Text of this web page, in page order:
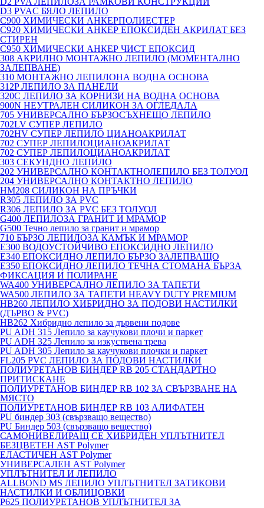
D3 PVAC БЯЛО ЛЕПИЛО
C900 ХИМИЧЕСКИ АНКЕРПОЛИЕСТЕP
C920 ХИМИЧЕСКИ АНКЕР ЕПОКСИДЕН АКРИЛАТ БЕЗ
СТИРЕН
C950 ХИМИЧЕСКИ АНКЕР ЧИСТ ЕПОКСИД
308 АКРИЛНО МОНТАЖНО ЛЕПИЛО (МОМЕНТАЛНО
ЗАЛЕПВАНЕ)
310 МОНТАЖНО ЛЕПИЛОНА ВОДНА ОСНОВА
312P ЛЕПИЛО ЗА ПАНЕЛИ
320C ЛЕПИЛО ЗА КОРНИЗИ НА ВОДНА ОСНОВА
900N НЕУТРАЛЕН СИЛИКОН ЗА ОГЛЕДАЛА
705 УНИВЕРСАЛНО БЪРЗОСЪХНЕЩО ЛЕПИЛО
702LV СУПЕР ЛЕПИЛО
702HV СУПЕР ЛЕПИЛО ЦИАНОАКРИЛАТ
702 СУПЕР ЛЕПИЛОЦИАНОАКРИЛАТ
702 СУПЕР ЛЕПИЛОЦИАНОАКРИЛАТ
303 СЕКУНДНО ЛЕПИЛО
202 УНИВЕРСАЛНО КОНТАКТНОЛЕПИЛО БЕЗ ТОЛУОЛ
204 УНИВЕРСАЛНО КОНТАКТНО ЛЕПИЛО
HM208 СИЛИКОН НА ПРЪЧКИ
R305 ЛЕПИЛО ЗА PVC
R306 ЛЕПИЛО ЗА PVC БЕЗ ТОЛУОЛ
G400 ЛЕПИЛОЗА ГРАНИТ И МРАМОP
G500 Течно лепило за гранит и мрамор
710 БЪРЗО ЛЕПИЛОЗА КАМЪК И МРАМОP
E300 ВОДОУСТОЙЧИВО ЕПОКСИДНО ЛЕПИЛО
E340 ЕПОКСИДНО ЛЕПИЛО БЪРЗО ЗАЛЕПВАЩО
E350 ЕПОКСИДНО ЛЕПИЛО ТЕЧНА СТОМАНА БЪРЗА
ФИКСАЦИЯ И ПОЛИРАНЕ
WA400 УНИВЕРСАЛНО ЛЕПИЛО ЗА ТАПЕТИ
WA500 ЛЕПИЛО ЗА ТАПЕТИ HEAVY DUTY PREMIUM
HB260 ЛЕПИЛО ХИБРИДНО ЗА ПОДОВИ НАСТИЛКИ
(ДЪРВО & PVC)
HB262 Хибридно лепило за дървени подове
PU ADH 315 Лепило за каучукови плочи и паркет
PU ADH 325 Лепило за изкуствена трева
PU ADH 305 Лепило за каучукови плочки и паркет
FL205 PVC ЛЕПИЛО ЗА ПОДОВИ НАСТИЛКИ
ПОЛИУРЕТАНОВ БИНДЕР RB 205 СТАНДАРТНО
ПРИТИСКАНЕ
ПОЛИУРЕТАНОВ БИНДЕР RB 102 ЗА СВЪРЗВАНЕ НА
МЯСТО
ПОЛИУРЕТАНОВ БИНДЕР RB 103 АЛИФАТЕН
PU биндер 303 (свързващо вещество)
PU Биндер 503 (свързващо вещество)
САМОНИВЕЛИРАЩ СЕ ХИБРИДЕН УПЛЪТНИТЕЛ
БЕЗЦВЕТЕН AST Polymer
ЕЛАСТИЧЕН AST Polymer
УНИВЕРСАЛЕН AST Polymer
УПЛЪТНИТЕЛ И ЛЕПИЛО
ALLBOND MS ЛЕПИЛО УПЛЪТНИТЕЛ ЗАТИКОВИ
НАСТИЛКИ И ОБЛИЦОВКИ
P625 ПОЛИУРЕТАНОВ УПЛЪТНИТЕЛ ЗА